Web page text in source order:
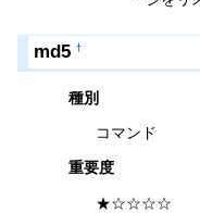
md5†
種別
コマンド
重要度
★☆☆☆☆